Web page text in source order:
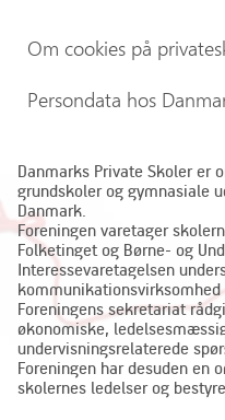
Om cookies på
Persondata hos
Danmarks Private Skoler er
grundskoler og gymnasiale
Danmark.
Foreningen varetager
Folketinget og Børne- og
Interessevaretagelsen
Foreningens sekretariat
økonomiske,
undervisningsrelaterede
Foreningen har desuden en
skolernes ledelser og